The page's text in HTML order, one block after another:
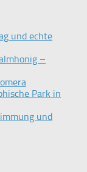
und echte
–
Park in
und